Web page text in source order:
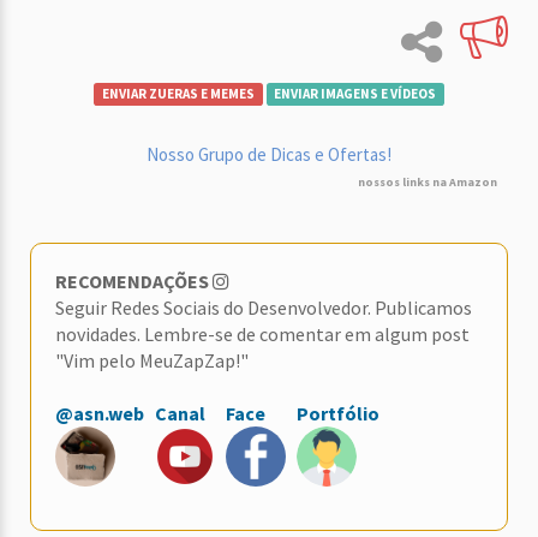
ENVIAR ZUERAS E MEMES ENVIAR IMAGENS E VÍDEOS
Nosso Grupo de Dicas e Ofertas!
nossos links na Amazon
RECOMENDAÇÕES
Seguir Redes Sociais do Desenvolvedor. Publicamos
novidades. Lembre-se de comentar em algum post
"Vim pelo MeuZapZap!"
@asn.web Canal Face Portfólio